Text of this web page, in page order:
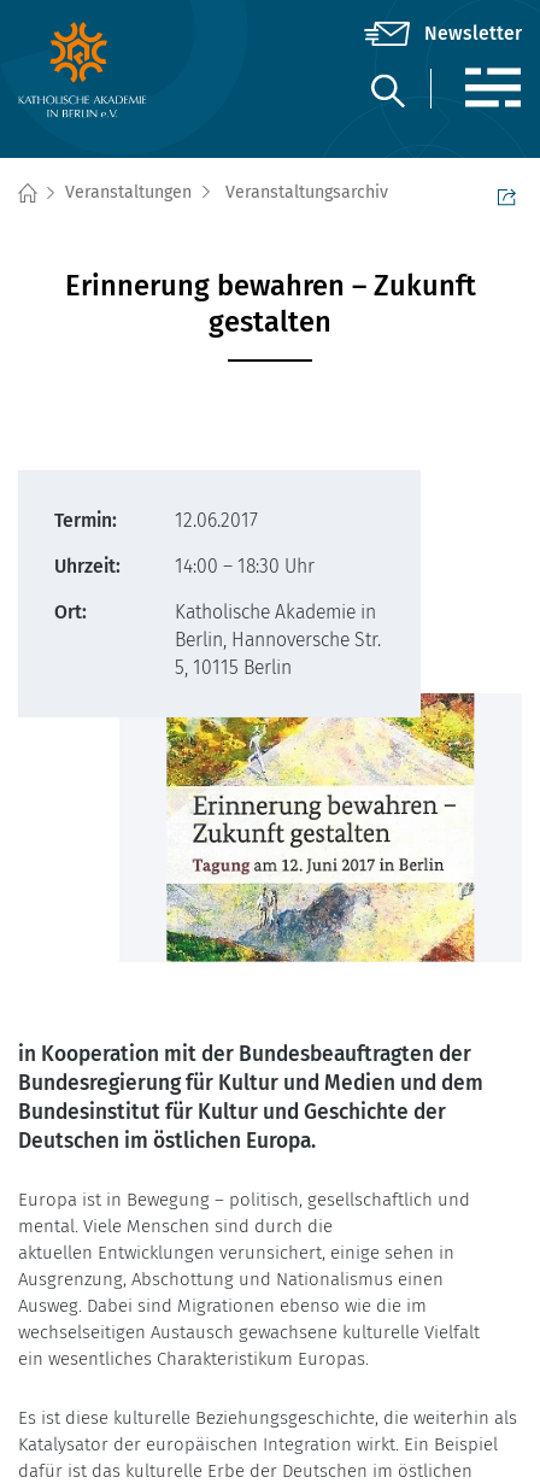
Veranstaltungen Veranstaltungsarchiv
Erinnerung bewahren – Zukunft
gestalten
Termin:
12.06.2017
Uhrzeit:
14:00 – 18:30 Uhr
Ort:
Katholische Akademie in
Berlin, Hannoversche Str.
5, 10115 Berlin
in Kooperation mit der Bundesbeauftragten der
Bundesregierung für Kultur und Medien und dem
Bundesinstitut für Kultur und Geschichte der
Deutschen im östlichen Europa.
Europa ist in Bewegung – politisch, gesellschaftlich und
mental. Viele Menschen sind durch die
aktuellen Entwicklungen verunsichert, einige sehen in
Ausgrenzung, Abschottung und Nationalismus einen
Ausweg. Dabei sind Migrationen ebenso wie die im
wechselseitigen Austausch gewachsene kulturelle Vielfalt
ein wesentliches Charakteristikum Europas.
Es ist diese kulturelle Beziehungsgeschichte, die weiterhin als
Katalysator der europäischen Integration wirkt. Ein Beispiel
dafür ist das kulturelle Erbe der Deutschen im östlichen